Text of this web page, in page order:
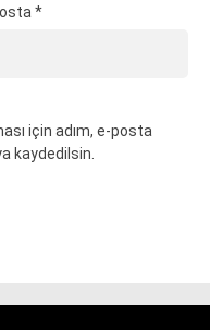
*
için adım, e-posta
kaydedilsin.